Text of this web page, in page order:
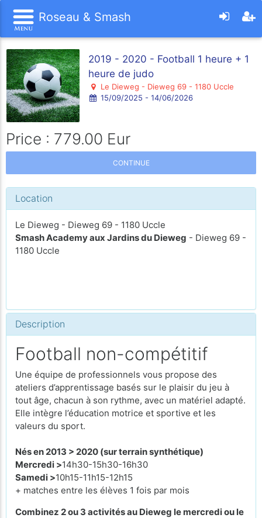
Roseau & Smash
2019 - 2020 - Football 1 heure + 1
heure de judo
Le Dieweg - Dieweg 69 - 1180 Uccle
15/09/2025 - 14/06/2026
Price : 779.00 Eur
CONTINUE
Location
Le Dieweg - Dieweg 69 - 1180 Uccle
Smash Academy aux Jardins du Dieweg - Dieweg 69 -
1180 Uccle
Description
Football non-compétitif
Une équipe de professionnels vous propose des
ateliers d’apprentissage basés sur le plaisir du jeu à
tout âge, chacun à son rythme, avec un matériel adapté.
Elle intègre l’éducation motrice et sportive et les
valeurs du sport.
Nés en 2013 > 2020 (sur terrain synthétique)
Mercredi >14h30-15h30-16h30
Samedi >10h15-11h15-12h15
+ matches entre les élèves 1 fois par mois
Combinez 2 ou 3 activités au Dieweg le mercredi ou le